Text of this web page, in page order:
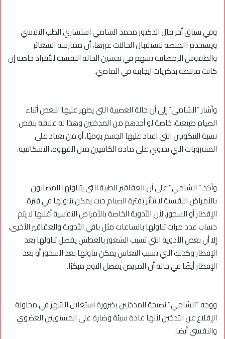
وفي سياق أخر قال الدكتور محمد الشامي استشاري الطب النفسي
ويستخدم االمنصة لاستقبال الحالات عبرها، أن ممارسة الشعائر
والطقوس الرمضانية تسهم في تحسين الحالة النفسية للأفراد خاصة إن
كانت مرتبطة بذكريات ايجابية في الماضي.
وأشار “الشامي” إلى أن حالة العصبية التي يظهر عليها البعض أثناء
الصيام طبيعية، خاصة لو أحدهم من المدخنين وهذا له علاقة بنقص
نسبة النيكوتين التي اعتاد عليها الجسم يوميًا، أو من يعتاد على
المشروبات التي تحتوي على مادة الكافيين مثل القهوة، النسكافيه.
وأكد ” الشامي” على أن العقاقير الطبية التي يتناولها المصابون
بالأمراض النفسية لا تتأثر بفترة الصيام حيث يمكن تناولها في فترة
الإفطار أو السحور، لأن الأدوية الخاصة بالأمراض النفسية أغلبها لا يتم
حساب عدد مرات تناولها بالساعات مثل باقي الأدوية والعقاقير الأخرى،
إلا أن بعض الأدوية التي تسبب الشعور بالعطش يفضل تناولها بعد
الإفطار وكذلك التي تسبب النعاس يمكن تناولها بعد السحور أو بعد
الإفطار أيضًا في حالة أن المريض يفضل النوم مبكرًا.
ووجه “الشامي” نصيحة للمدخنين بضرورة استغلال الشهر في محاولة
الإقلاع عن التدخين لأنها عادة سيئة وضارة على المستويين العضوي
والنفسي أيضا.